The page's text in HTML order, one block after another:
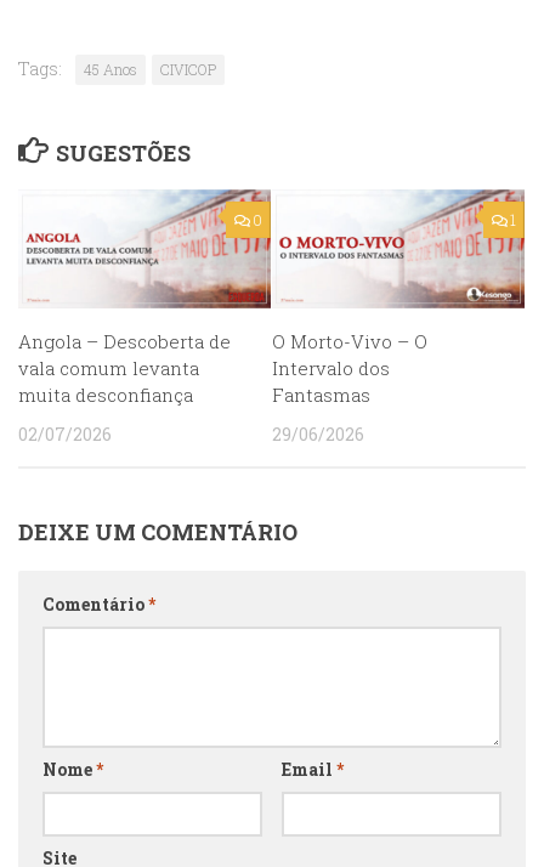
Tags: 45 Anos CIVICOP
SUGESTÕES
0
Angola – Descoberta de
vala comum levanta
muita desconfiança
02/07/2026
1
O Morto-Vivo – O
Intervalo dos
Fantasmas
29/06/2026
DEIXE UM COMENTÁRIO
Comentário*
Nome* Email *
Site